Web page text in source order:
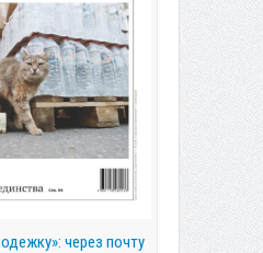
через почту